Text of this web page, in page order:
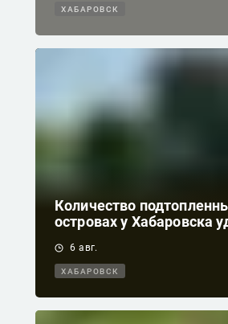
ХАБАРОВСК
Количество
островах у Хабаровска
6 авг.
ХАБАРОВСК